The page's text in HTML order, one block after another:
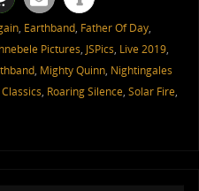
, Earthband, Father Of Day,
Pictures, JSPics, Live 2019,
, Mighty Quinn, Nightingales
, Roaring Silence, Solar Fire,